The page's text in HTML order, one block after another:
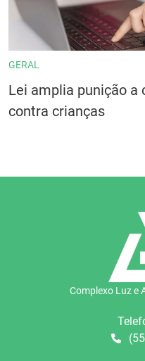
GERAL
Lei amplia punição a
contra crianças
Complexo Luz e